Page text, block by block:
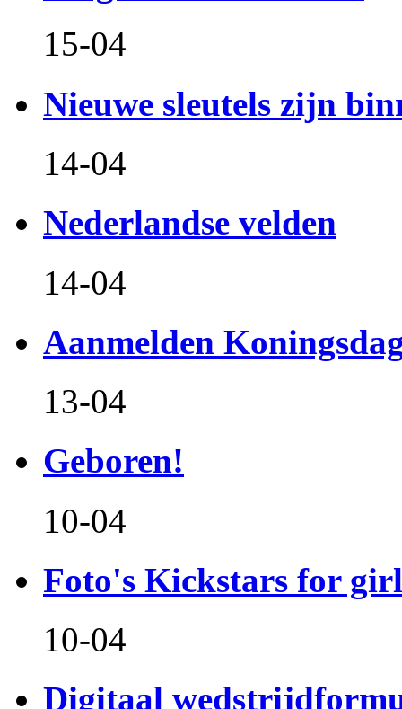
15-04
Nieuwe sleutels zijn
14-04
Nederlandse velden
14-04
Aanmelden
13-04
Geboren!
10-04
Foto's Kickstars for
10-04
Digitaal